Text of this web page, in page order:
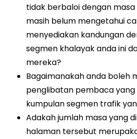
tidak berbaloi dengan
masih belum mengetahui
menyediakan kandungan
segmen khalayak anda ini
mereka?
Bagaimanakah anda boleh
penglibatan pembaca
kumpulan segmen trafik
Adakah jumlah masa yang
halaman tersebut